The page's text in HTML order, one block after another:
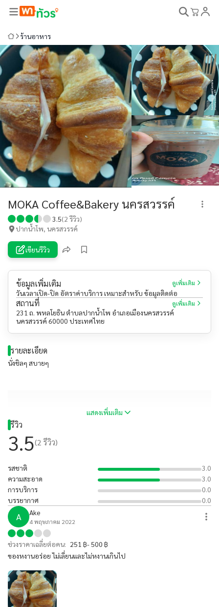
ร้านอาหาร
MOKA Coffee&Bakery นครสวรรค์
3.5(2 รีวิว)
ปากน้ำโพ, นครสวรรค์
เขียนรีวิว
ข้อมูลเพิ่มเติม ดูเพิ่มเติม
วันเวลาเปิด-ปิด อัตราค่าบริการ เหมาะสำหรับ ข้อมูลติดต่อ
สถานที่ ดูเพิ่มเติม
231 ถ. พหลโยธิน ตำบลปากน้ำโพ อำเภอเมืองนครสวรรค์
นครสวรรค์ 60000 ประเทศไทย
รายละเอียด
นั่งชิลๆ สบายๆ
แสดงเพิ่มเติม
รีวิว
3.5(2 รีวิว)
รสชาติ
3.0
ความสะอาด
3.0
การบริการ
0.0
บรรยากาศ
0.0
A Ake
4 พฤษภาคม 2022
ช่วงราคาเฉลี่ยต่อคน: 251 ฿- 500 ฿
ของหงานอร่อย ไม่เลี่ยนและไม่หงานเกินไป